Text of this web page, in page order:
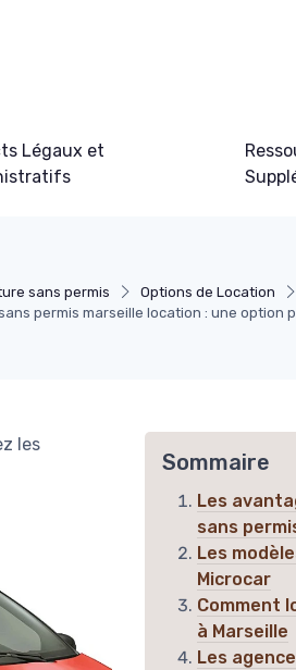
Légaux et
sans permis Options de Location
permis marseille location : une option
les
Sommaire
Les
sans
Les
Microcar
Comment
à Marseille
Les